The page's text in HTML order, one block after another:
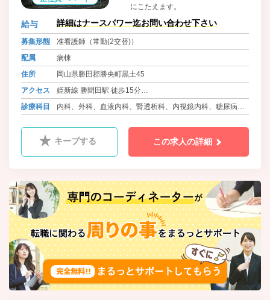
にこたえます。
給与 詳細はナースパワー迄お問い合わせ下さい
募集形態
准看護師（常勤(2交替)）
配属
病棟
住所
岡山県勝田郡勝央町黒土45
アクセス
姫新線 勝間田駅 徒歩15分
バス 勝央町ふれあいバス さとう記念病院前
診療科目
内科、外科、血液内科、腎透析科、内視鏡内科、糖尿病内
キープする この求人の詳細